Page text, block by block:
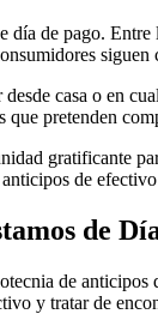
de pago.
casa o en
pretenden
gratificante
de
de
de
y tratar de